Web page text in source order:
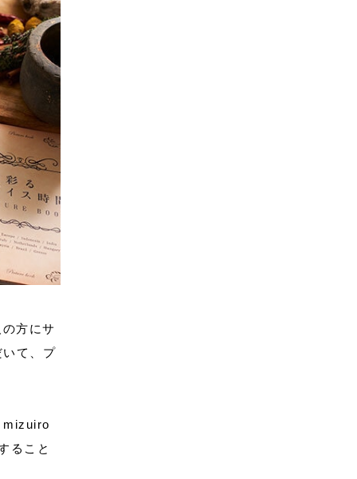
方にサ
て、プ
mizuiro
ること